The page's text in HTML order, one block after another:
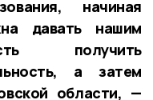
начиная
давать нашим
получить
а затем
области, —